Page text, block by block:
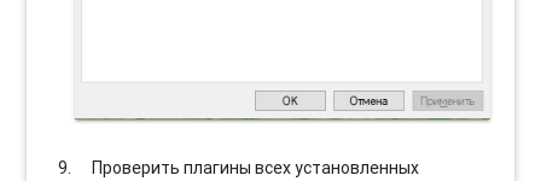
Проверить плагины всех установленных